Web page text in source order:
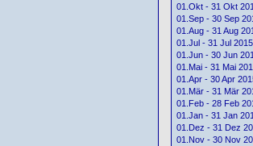
01.Okt - 31 Okt
01.Sep - 30 Sep
01.Aug - 31 Aug
01.Jul - 31 Jul 2015
01.Jun - 30 Jun
01.Mai - 31 Mai
01.Apr - 30 Apr
01.Mär - 31 Mär
01.Feb - 28 Feb
01.Jan - 31 Jan
01.Dez - 31 Dez
01.Nov - 30 Nov